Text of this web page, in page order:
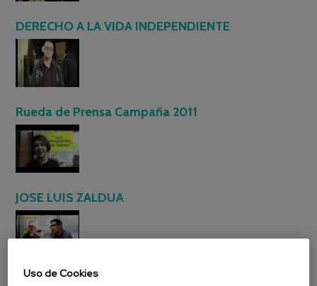
DERECHO A LA VIDA INDEPENDIENTE
Rueda de Prensa Campaña 2011
JOSE LUIS ZALDUA
Uso de Cookies